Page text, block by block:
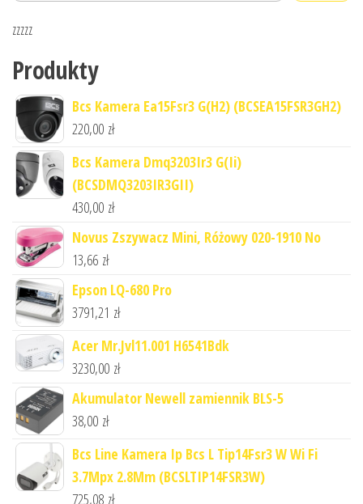
zzzzz
Produkty
Bcs Kamera Ea15Fsr3 G(H2) (BCSEA15FSR3GH2)
220,00 zł
Bcs Kamera Dmq3203Ir3 G(Ii)
(BCSDMQ3203IR3GII)
430,00 zł
Novus Zszywacz Mini, Różowy 020-1910 No
13,66 zł
Epson LQ-680 Pro
3791,21 zł
Acer Mr.Jvl11.001 H6541Bdk
3230,00 zł
Akumulator Newell zamiennik BLS-5
38,00 zł
Bcs Line Kamera Ip Bcs L Tip14Fsr3 W Wi Fi
3.7Mpx 2.8Mm (BCSLTIP14FSR3W)
725,08 zł